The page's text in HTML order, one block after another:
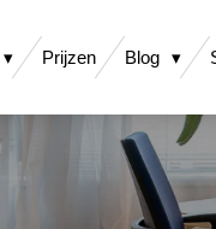
Prijzen Blog